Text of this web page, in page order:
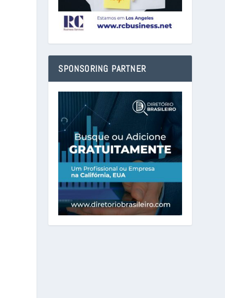
SPONSORING PARTNER